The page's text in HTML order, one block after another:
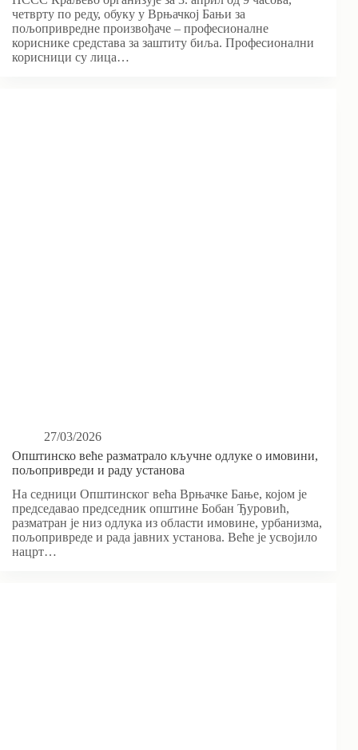
четврту по реду, обуку у Врњачкој Бањи за
пољопривредне произвођаче – професионалне
кориснике средстава за заштиту биља. Професионални
корисници су лица…
27/03/2026
Општинско веће разматрало кључне одлуке о имовини,
пољопривреди и раду установа
На седници Општинског већа Врњачке Бање, којом је
председавао председник општине Бобан Ђуровић,
разматран је низ одлука из области имовине, урбанизма,
пољопривреде и рада јавних установа. Веће је усвојило
нацрт…